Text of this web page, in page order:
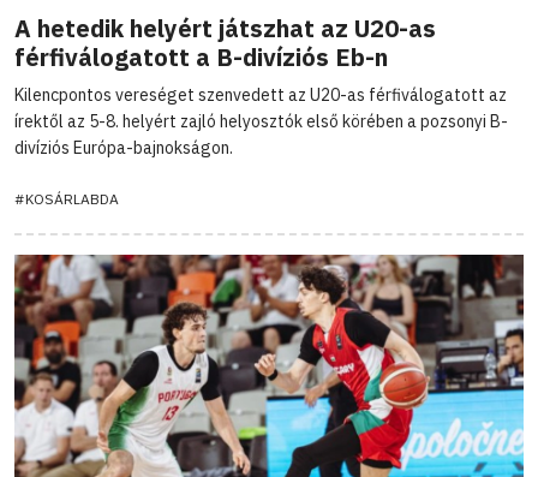
A hetedik helyért játszhat az U20-as
férfiválogatott a B-divíziós Eb-n
Kilencpontos vereséget szenvedett az U20-as férfiválogatott az
írektől az 5-8. helyért zajló helyosztók első körében a pozsonyi B-
divíziós Európa-bajnokságon.
#KOSÁRLABDA